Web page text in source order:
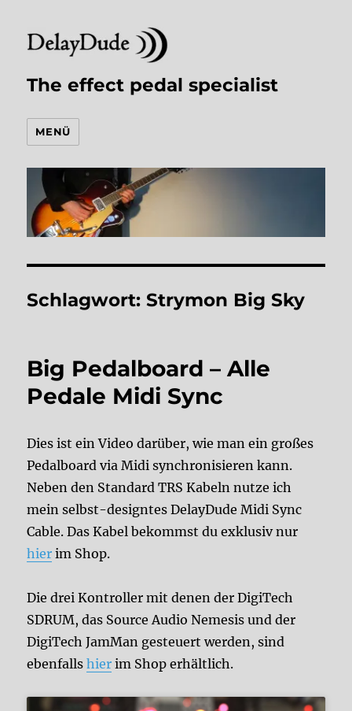
The effect pedal specialist
MENÜ
Schlagwort:Strymon Big Sky
Big Pedalboard – Alle
Pedale Midi Sync
Dies ist ein Video darüber, wie man ein großes
Pedalboard via Midi synchronisieren kann.
Neben den Standard TRS Kabeln nutze ich
mein selbst-designtes DelayDude Midi Sync
Cable. Das Kabel bekommst du exklusiv nur
hier im Shop.
Die drei Kontroller mit denen der DigiTech
SDRUM, das Source Audio Nemesis und der
DigiTech JamMan gesteuert werden, sind
ebenfallshier im Shop erhältlich.